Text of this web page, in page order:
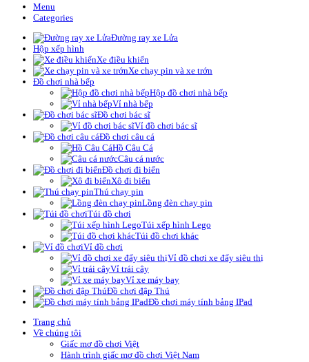
Menu
Categories
Đường ray xe Lửa
Hộp xếp hình
Xe điều khiển
Xe chạy pin và xe trớn
Đồ chơi nhà bếp
Hộp đồ chơi nhà bếp
Vỉ nhà bếp
Đồ chơi bác sĩ
Vỉ đồ chơi bác sĩ
Đồ chơi câu cá
Hồ Câu Cá
Câu cá nước
Đồ chơi đi biển
Xô đi biển
Thú chạy pin
Lồng đèn chạy pin
Túi đồ chơi
Túi xếp hình Lego
Túi đồ chơi khác
Vỉ đồ chơi
Vỉ đồ chơi xe đẩy siêu thị
Vỉ trái cây
Vỉ xe máy bay
Đồ chơi đập Thú
Đồ chơi máy tính bảng IPad
Trang chủ
Về chúng tôi
Giấc mơ đồ chơi Việt
Hành trình giấc mơ đồ chơi Việt Nam